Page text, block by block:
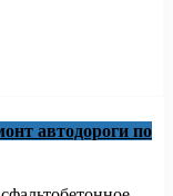
автодороги по